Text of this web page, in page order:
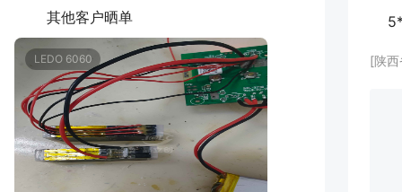
其他客户晒单
LEDO 6060 [陕